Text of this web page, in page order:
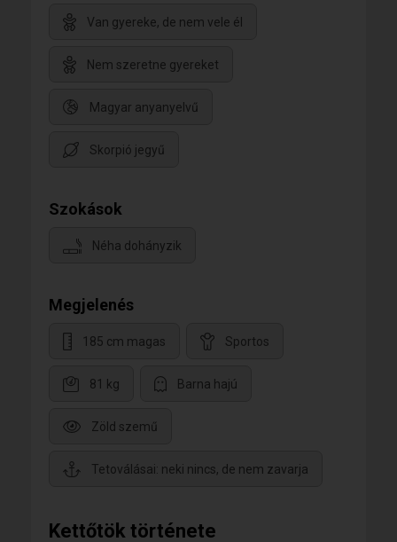
Kettőtök története
Van gyereke, de nem vele él
Nem szeretne gyereket
Magyar anyanyelvű
Skorpió jegyű
Szokások
Néha dohányzik
Megjelenés
185 cm magas Sportos
81 kg Barna hajú
Zöld szemű
Tetoválásai: neki nincs, de nem zavarja